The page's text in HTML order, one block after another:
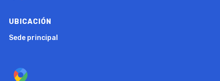
UBICACIÓN
Sede principal